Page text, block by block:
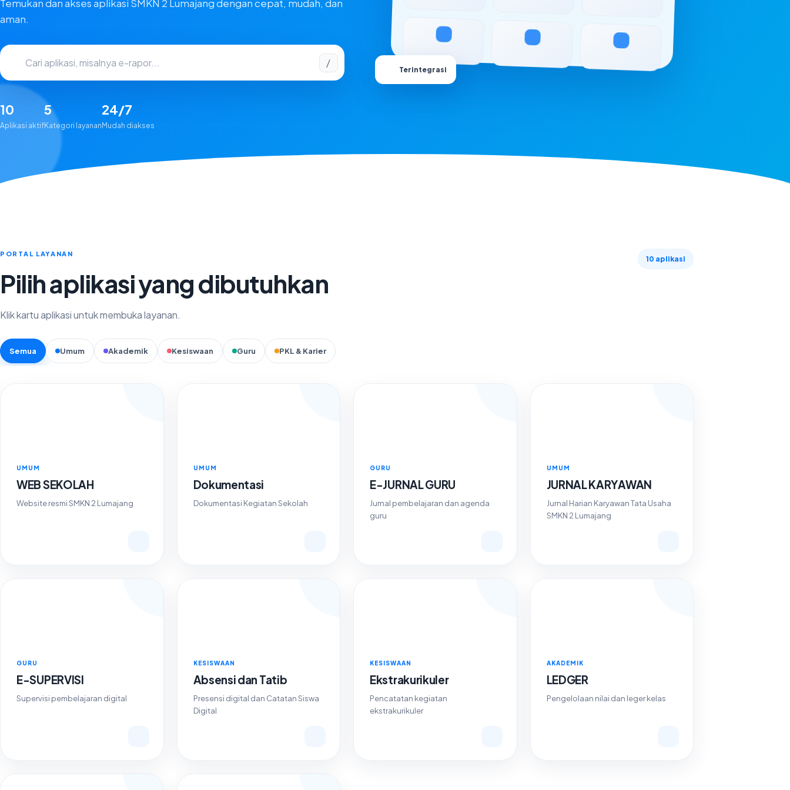
Temukan dan akses aplikasi SMKN 2 Lumajang dengan cepat, mudah, dan
aman.
/
10
Aplikasi aktif
5
Kategori layanan
24/7
Mudah diakses
Terintegrasi
PORTAL LAYANAN
Pilih aplikasi yang dibutuhkan
Klik kartu aplikasi untuk membuka layanan.
10 aplikasi
Semua Umum Akademik Kesiswaan Guru PKL & Karier
UMUM
WEB SEKOLAH
Website resmi SMKN 2 Lumajang
UMUM
Dokumentasi
Dokumentasi Kegiatan Sekolah
GURU
E-JURNAL GURU
Jurnal pembelajaran dan agenda
guru
UMUM
JURNAL KARYAWAN
Jurnal Harian Karyawan Tata Usaha
SMKN 2 Lumajang
GURU
E-SUPERVISI
Supervisi pembelajaran digital
KESISWAAN
Absensi dan Tatib
Presensi digital dan Catatan Siswa
Digital
KESISWAAN
Ekstrakurikuler
Pencatatan kegiatan
ekstrakurikuler
AKADEMIK
LEDGER
Pengelolaan nilai dan leger kelas